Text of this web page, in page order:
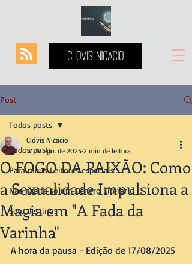
Post
Todos posts
Para meus Leitores especiais
Não aceite só um Gênero Literário
Sete destinos
Todos posts
O FOGO DA PAIXÃO: Como
a Sexualidade Impulsiona a
Magia em "A Fada da
Varinha"
Clóvis Nicacio
17 de ago. de 2025 2 min de leitura
A hora da pausa - Edição de 17/08/2025